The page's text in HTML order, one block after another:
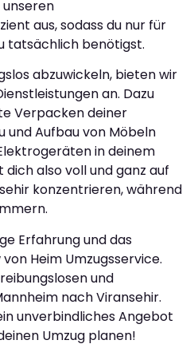
aus, sodass du nur für
tatsächlich benötigst.
abzuwickeln, bieten wir
an. Dazu
Verpacken deiner
und Aufbau von Möbeln
in deinem
dich also voll und ganz auf
konzentrieren, während
Erfahrung und das
Heim Umzugsservice.
und
nach Viransehir.
unverbindliches Angebot
Umzug planen!